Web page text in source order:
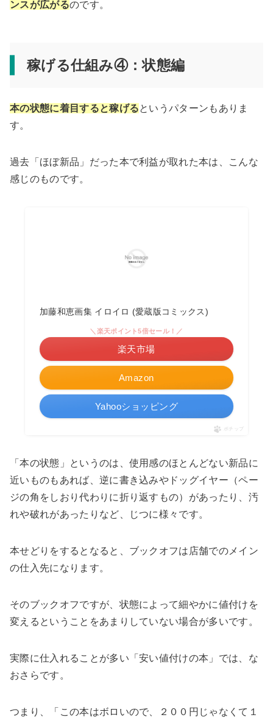
ンスが広がるのです。
稼げる仕組み④：状態編
本の状態に着目すると稼げるというパターンもありま
す。
過去「ほぼ新品」だった本で利益が取れた本は、こんな
感じのものです。
加藤和恵画集 イロイロ (愛蔵版コミックス)
Amazon
＼楽天ポイント5倍セール！／
楽天市場
Yahooショッピング
ポチップ
「本の状態」というのは、使用感のほとんどない新品に
近いものもあれば、逆に書き込みやドッグイヤー（ペー
ジの角をしおり代わりに折り返すもの）があったり、汚
れや破れがあったりなど、じつに様々です。
本せどりをするとなると、ブックオフは店舗でのメイン
の仕入先になります。
そのブックオフですが、状態によって細やかに値付けを
変えるということをあまりしていない場合が多いです。
実際に仕入れることが多い「安い値付けの本」では、な
おさらです。
つまり、「この本はボロいので、２００円じゃなくて１